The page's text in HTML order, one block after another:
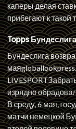
каперы делая
прибегают к такой
Topps
Бундеслига
изрядно
В среду, 6 мая,
матчи немецкой